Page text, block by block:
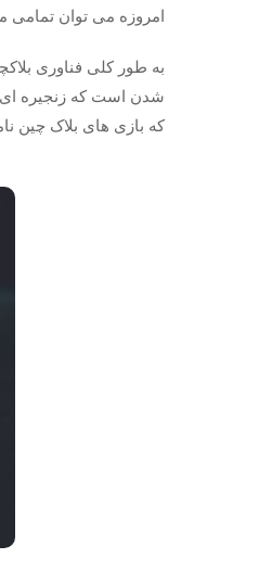
امروزه می توان تمامی
به طور کلی فناوری
شدن است که زنجیره ای
که بازی های بلاک چین